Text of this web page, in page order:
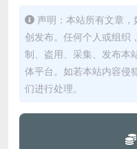
声明：本站所有文章
创发布。任何个人或组织
制、盗用、采集、发布本
体平台。如若本站内容侵
们进行处理。